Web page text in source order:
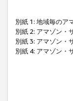
別紙 1: 地域毎のア
別紙 2: アマゾン・
別紙 3: アマゾン・
別紙 4: アマゾン・